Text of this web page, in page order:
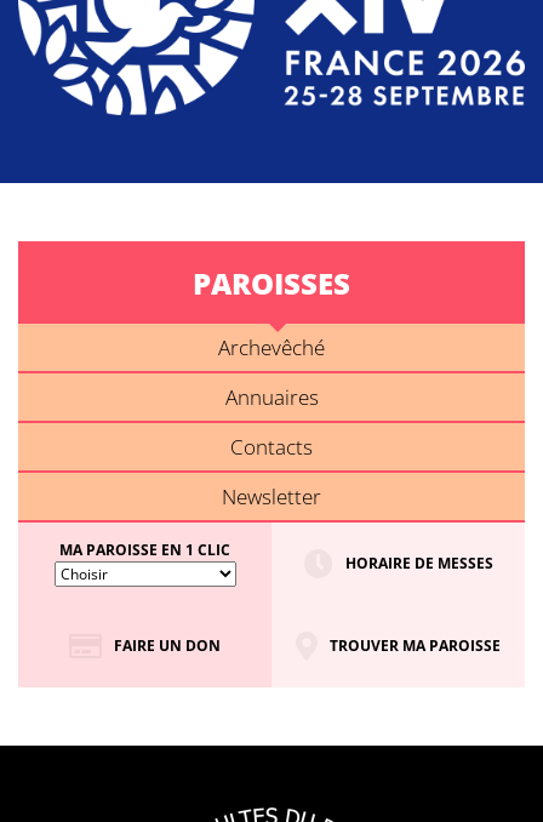
PAROISSES
Archevêché
Annuaires
Contacts
Newsletter
MA PAROISSE EN 1 CLIC
HORAIRE DE MESSES
FAIRE UN DON TROUVER MA PAROISSE